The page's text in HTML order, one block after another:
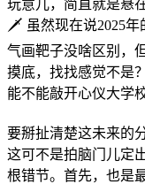
玩意儿，简直就是悬
🗡️ 虽然现在说2025年
气画靶子没啥区别，
摸底，找找感觉不是
能不能敲开心仪大学
要掰扯清楚这未来的
这可不是拍脑门儿定
根错节。首先，也是